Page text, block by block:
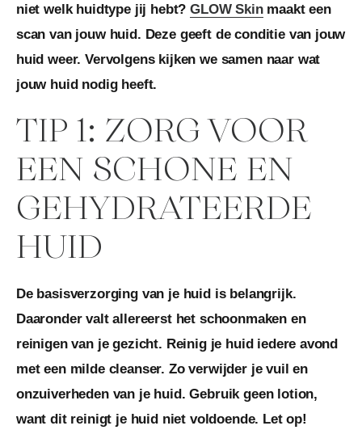
niet welk huidtype jij hebt?GLOW Skinmaakt een
scan van jouw huid. Deze geeft de conditie van jouw
huid weer. Vervolgens kijken we samen naar wat
jouw huid nodig heeft.
TIP 1: ZORG VOOR
EEN SCHONE EN
GEHYDRATEERDE
HUID
De basisverzorging van je huid is belangrijk.
Daaronder valt allereerst het schoonmaken en
reinigen van je gezicht. Reinig je huid iedere avond
met een milde cleanser. Zo verwijder je vuil en
onzuiverheden van je huid. Gebruik geen lotion,
want dit reinigt je huid niet voldoende. Let op!